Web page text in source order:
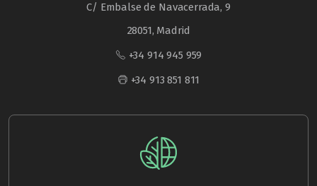
C/ Embalse de Navacerrada, 9
28051, Madrid
+34 914 945 959
+34 913 851 811